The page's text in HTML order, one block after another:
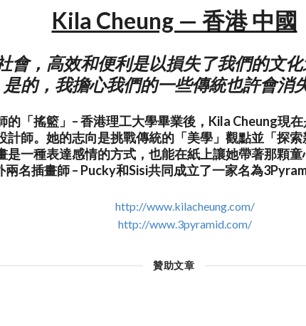
Kila Cheung — 香港 中國
會，高效和便利是以損失了我們的文
是的，我擔心我們的一些傳統也許會消
的「搖籃」– 香港理工大學畢業後，Kila Cheung現
計師。她的志向是挑戰傳統的「美學」觀點並「探
是一種表達感情的方式，也能在紙上讓她帶著那顆童
名插畫師 – Pucky和Sisi共同成立了一家名為
http://www.kilacheung.com/
http://www.3pyramid.com/
贊助文章